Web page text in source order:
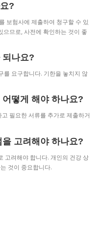
?
보험사에 제출하여 청구할 수 있
으므로, 사전에 확인하는 것이 좋
되나요?
를 요구합니다. 기한을 놓치지 않
떻게 해야 하나요?
필요한 서류를 추가로 제출하거
고려해야 하나요?
고려해야 합니다. 개인의 건강 상
것이 중요합니다.